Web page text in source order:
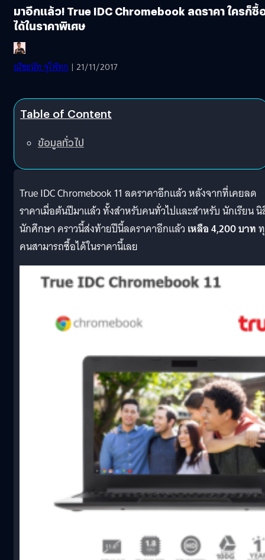
มาอีกแล้ว! True IDC Chromebook ลดราคา ใครก็ซื้
ได้ในราคาพิเศษ
ณัชธนัท จุโฬทก | 21/11/2017
Table of Content
ข้อมูลทั่วไป
True IDC Chromebook 11 ลดราคาอีกแล้ว หลังจากที่เคยลด
ราคาเมื่อต้นปีมาแล้ว ทั้งสำหรับคนทั่วไปและสำหรับ นักเรียน
นักศึกษา คราวนี้ส่งท้ายปีนี้ลดราคาอีกแล้ว เหลือ 4,200 บาท
คนสามารถซื้อได้ในราคานี้เลย